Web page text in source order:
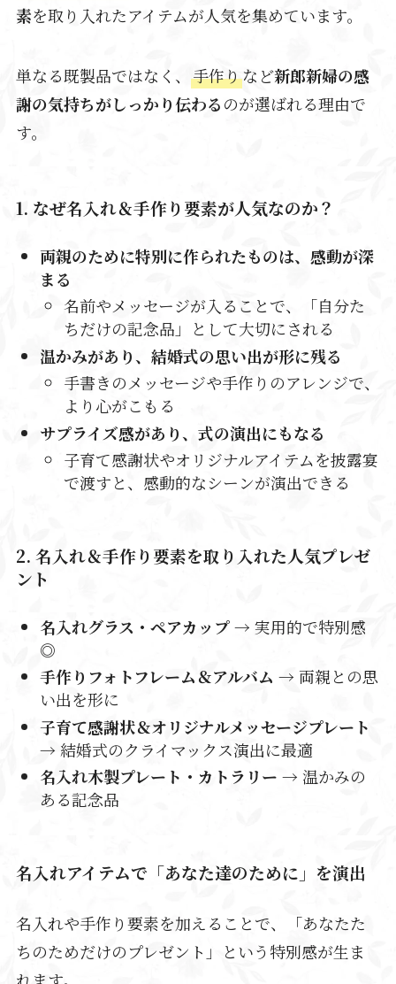
素を取り入れたアイテムが人気を集めています。
単なる既製品ではなく、 手作りなど新郎新婦の感
謝の気持ちがしっかり伝わるのが選ばれる理由で
す。
1. なぜ名入れ＆手作り要素が人気なのか？
両親のために特別に作られたものは、感動が深
まる
名前やメッセージが入ることで、「自分た
ちだけの記念品」として大切にされる
温かみがあり、結婚式の思い出が形に残る
手書きのメッセージや手作りのアレンジで、
より心がこもる
サプライズ感があり、式の演出にもなる
子育て感謝状やオリジナルアイテムを披露宴
で渡すと、感動的なシーンが演出できる
2. 名入れ＆手作り要素を取り入れた人気プレゼ
ント
名入れグラス・ペアカップ→ 実用的で特別感
◎
手作りフォトフレーム＆アルバム → 両親との思
い出を形に
子育て感謝状＆オリジナルメッセージプレート
→ 結婚式のクライマックス演出に最適
名入れ木製プレート・カトラリー → 温かみの
ある記念品
名入れアイテムで「あなた達のために」を演出
名入れや手作り要素を加えることで、「あなたた
ちのためだけのプレゼント」という特別感が生ま